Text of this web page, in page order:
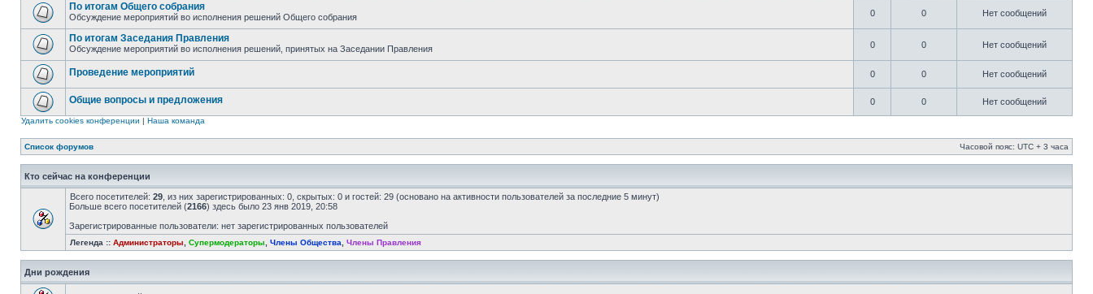
По итогам Общего собрания
Обсуждение мероприятий во исполнения решений Общего собрания 0 0 Нет сообщений
По итогам Заседания Правления
Обсуждение мероприятий во исполнения решений, принятых на Заседании Правления 0 0 Нет сообщений
Проведение мероприятий 0 0 Нет сообщений
Общие вопросы и предложения 0 0 Нет сообщений
Удалить cookies конференции | Наша команда
Список форумов Часовой пояс: UTC + 3 часа
Кто сейчас на конференции
Всего посетителей: 29 , из них зарегистрированных: 0, скрытых: 0 и гостей: 29 (основано на активности пользователей за последние 5 минут)
Больше всего посетителей (2166) здесь было 23 янв 2019, 20:58
Зарегистрированные пользователи: нет зарегистрированных пользователей
Легенда :: Администраторы Супермодераторы Члены Общества Члены Правления
Дни рождения